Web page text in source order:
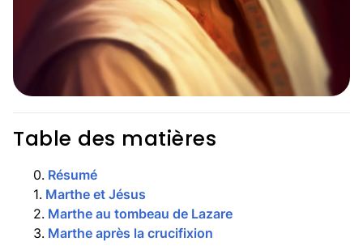
Table des matières
0. Résumé
1. Marthe et Jésus
2. Marthe au tombeau de Lazare
3. Marthe après la crucifixion